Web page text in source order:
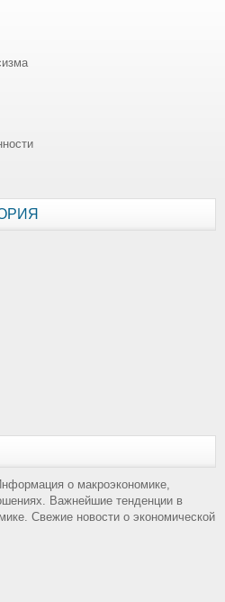
о макроэкономике,
Важнейшие тенденции в
Свежие новости о экономической